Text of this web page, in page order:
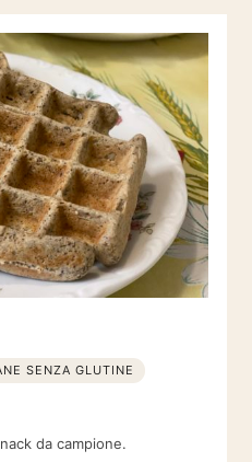
SENZA GLUTINE
da campione.